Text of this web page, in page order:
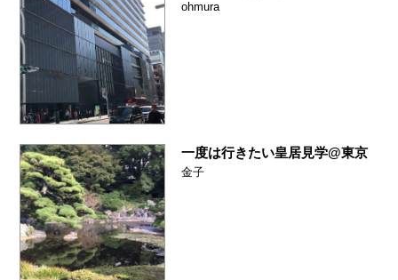
ohmura
一度は行きたい皇居見学@東京
金子